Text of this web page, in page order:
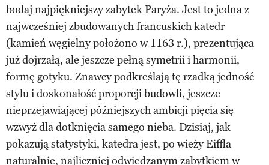
bodaj najpiękniejszy zabytek Paryża. Jest to jedna z
najwcześniej zbudowanych francuskich katedr
(kamień węgielny położono w 1163 r.), prezentująca
już dojrzałą, ale jeszcze pełną symetrii i harmonii,
formę gotyku. Znawcy podkreślają tę rzadką jedność
stylu i doskonałość proporcji budowli, jeszcze
nieprzejawiającej późniejszych ambicji pięcia się
wzwyż dla dotknięcia samego nieba. Dzisiaj, jak
pokazują statystyki, katedra jest, po wieży Eiffla
naturalnie, najliczniej odwiedzanym zabytkiem w